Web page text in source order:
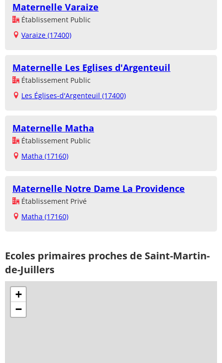
Maternelle Varaize
Établissement Public
Varaize (17400)
Maternelle Les Eglises d'Argenteuil
Établissement Public
Les Églises-d'Argenteuil (17400)
Maternelle Matha
Établissement Public
Matha (17160)
Maternelle Notre Dame La Providence
Établissement Privé
Matha (17160)
Ecoles primaires proches de Saint-Martin-
de-Juillers
+
−